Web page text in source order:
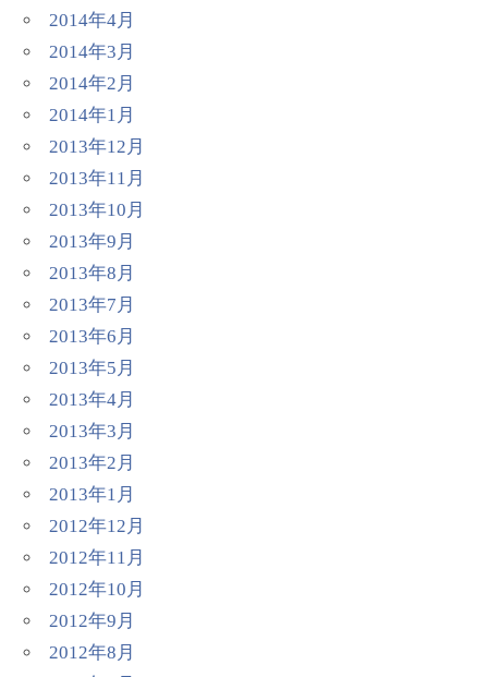
2014年4月
2014年3月
2014年2月
2014年1月
2013年12月
2013年11月
2013年10月
2013年9月
2013年8月
2013年7月
2013年6月
2013年5月
2013年4月
2013年3月
2013年2月
2013年1月
2012年12月
2012年11月
2012年10月
2012年9月
2012年8月